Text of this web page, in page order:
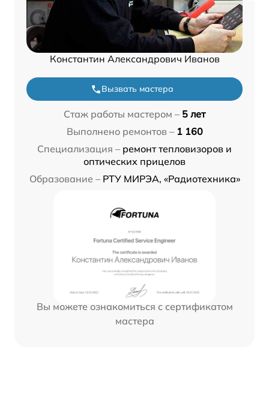
Константин Александрович Иванов
Вызвать мастера
Стаж работы мастером – 5 лет
Выполнено ремонтов – 1 160
Специализация – ремонт тепловизоров и
оптических прицелов
Образование – РТУ МИРЭА, «Радиотехника»
Вы можете ознакомиться с сертификатом
мастера